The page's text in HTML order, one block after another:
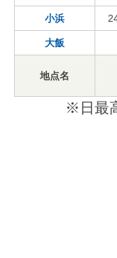
小浜
大飯
地点名
※日最